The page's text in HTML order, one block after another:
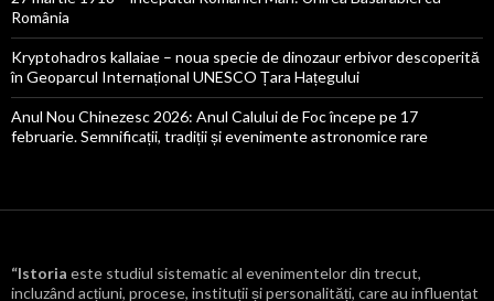
România
Kryptohadros kallaiae – noua specie de dinozaur erbivor descoperită
în Geoparcul Internațional UNESCO Țara Hațegului
Anul Nou Chinezesc 2026: Anul Calului de Foc începe pe 17
februarie. Semnificații, tradiții și evenimente astronomice rare
“Istoria este studiul sistematic al evenimentelor din trecut,
incluzând acțiuni, procese, instituții și personalități, care au influențat